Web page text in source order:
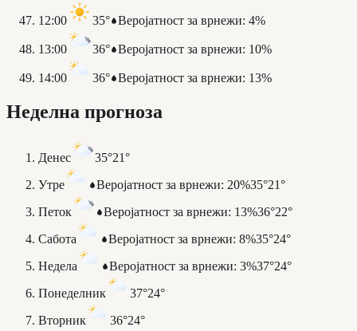
12:00 35° Веројатност за врнежи: 4%
13:00 36° Веројатност за врнежи: 10%
14:00 36° Веројатност за врнежи: 13%
Неделна прогноза
Денес 35°21°
Утре
Веројатност за врнежи: 20%35°21°
Петок
Веројатност за врнежи: 13%36°22°
Сабота
Веројатност за врнежи: 8%35°24°
Недела
Веројатност за врнежи: 3%37°24°
Понеделник
37°24°
Вторник
36°24°